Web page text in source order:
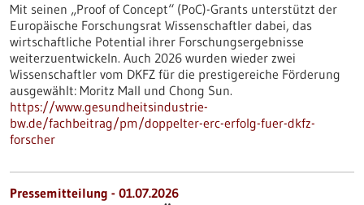
Mit seinen „Proof of Concept“ (PoC)-Grants unterstützt der
Europäische Forschungsrat Wissenschaftler dabei, das
wirtschaftliche Potential ihrer Forschungsergebnisse
weiterzuentwickeln. Auch 2026 wurden wieder zwei
Wissenschaftler vom DKFZ für die prestigereiche Förderung
ausgewählt: Moritz Mall und Chong Sun.
https://www.gesundheitsindustrie-
bw.de/fachbeitrag/pm/doppelter-erc-erfolg-fuer-dkfz-
forscher
Pressemitteilung - 01.07.2026